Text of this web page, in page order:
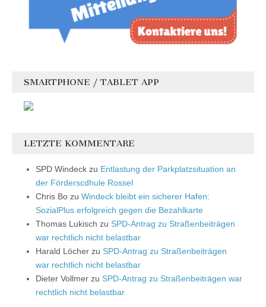
SMARTPHONE / TABLET APP
LETZTE KOMMENTARE
SPD Windeck zu Entlastung der Parkplatzsituation an
der Förderscdhule Rossel
Chris Bo zu Windeck bleibt ein sicherer Hafen:
SozialPlus erfolgreich gegen die Bezahlkarte
Thomas Lukisch zu SPD-Antrag zu Straßenbeiträgen
war rechtlich nicht belastbar
Harald Löcher zu SPD-Antrag zu Straßenbeiträgen
war rechtlich nicht belastbar
Dieter Vollmer zu SPD-Antrag zu Straßenbeiträgen war
rechtlich nicht belastbar